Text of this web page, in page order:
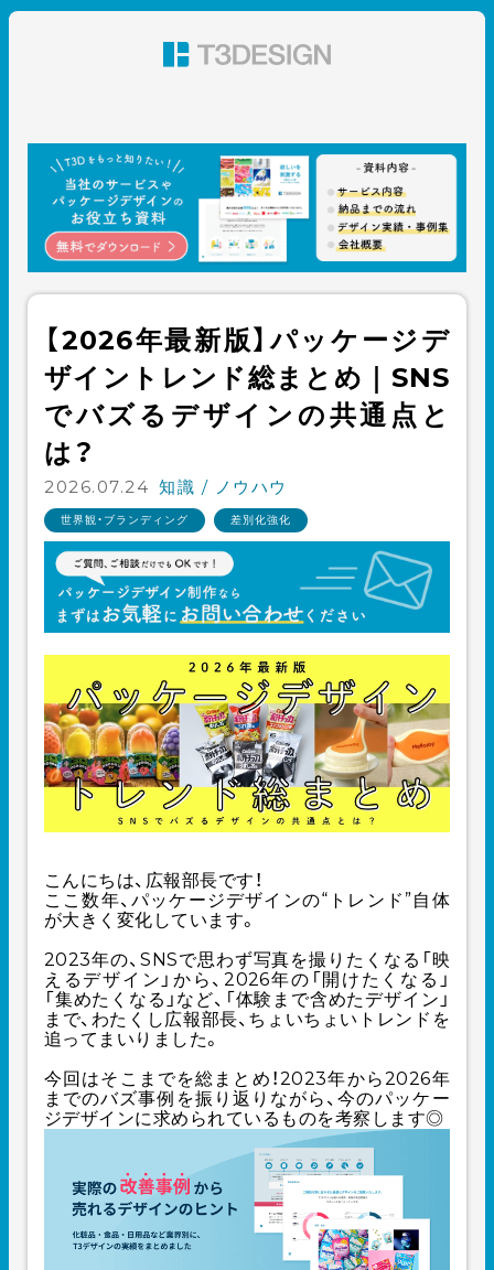
ン 株式会社T3デザイン
【2026年最新版】パッケージデ
ザイントレンド総まとめ｜SNS
でバズるデザインの共通点と
は？
2026.07.24 知識 / ノウハウ
世界観・ブランディング 差別化強化
こんにちは、広報部長です！
ここ数年、パッケージデザインの“トレンド”自体
が大きく変化しています。
2023年の、SNSで思わず写真を撮りたくなる「映
えるデザイン」から、2026年の「開けたくなる」
「集めたくなる」など、「体験まで含めたデザイン」
まで、わたくし広報部長、ちょいちょいトレンドを
追ってまいりました。
今回はそこまでを総まとめ！2023年から2026年
までのバズ事例を振り返りながら、今のパッケー
ジデザインに求められているものを考察します◎